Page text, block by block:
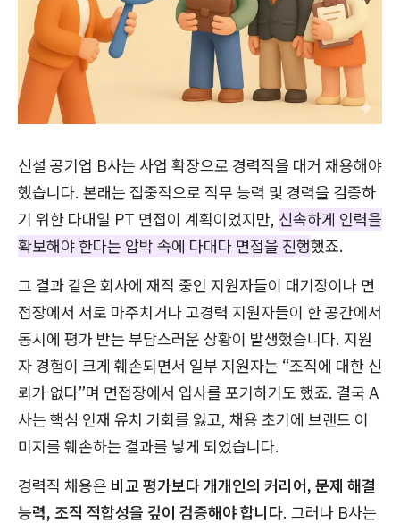
신설 공기업 B사는 사업 확장으로 경력직을 대거 채용해야
했습니다. 본래는 집중적으로 직무 능력 및 경력을 검증하
기 위한 다대일 PT 면접이 계획이었지만, 신속하게 인력을
확보해야 한다는 압박 속에 다대다 면접을 진행했죠.
그 결과 같은 회사에 재직 중인 지원자들이 대기장이나 면
접장에서 서로 마주치거나 고경력 지원자들이 한 공간에서
동시에 평가 받는 부담스러운 상황이 발생했습니다. 지원
자 경험이 크게 훼손되면서 일부 지원자는 “조직에 대한 신
뢰가 없다”며 면접장에서 입사를 포기하기도 했죠. 결국 A
사는 핵심 인재 유치 기회를 잃고, 채용 초기에 브랜드 이
미지를 훼손하는 결과를 낳게 되었습니다.
경력직 채용은 비교 평가보다 개개인의 커리어, 문제 해결
능력, 조직 적합성을 깊이 검증해야 합니다. 그러나 B사는